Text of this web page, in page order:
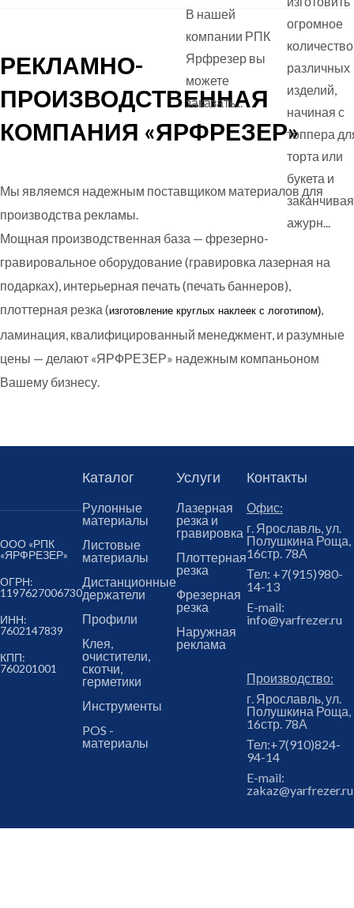
В нашей
компании РПК
Ярфрезер вы
можете
заказать...
огромное
количество
различных
изделий,
начиная с
топпера
торта или
букета и
заканчивая
ажурн...
РЕКЛАМНО-
ПРОИЗВОДСТВЕННАЯ
КОМПАНИЯ «ЯРФРЕЗЕР»
Мы являемся надежным поставщиком материалов для
производства рекламы.
Мощная производственная база — фрезерно-
гравировальное оборудование (гравировка лазерная на
подарках), интерьерная печать (печать баннеров),
плоттерная резка (изготовление круглых наклеек с логотипом),
ламинация, квалифицированный менеджмент, и разумные
цены — делают «ЯРФРЕЗЕР» надежным компаньоном
Вашему бизнесу.
ООО «РПК
«ЯРФРЕЗЕР»
ОГРН:
1197627006730
ИНН:
7602147839
КПП:
760201001
Каталог
Рулонные
материалы
Листовые
материалы
Дистанционные
держатели
Профили
Клея,
очистители,
скотчи,
герметики
Инструменты
POS -
материалы
Услуги
Лазерная
резка и
гравировка
Плоттерная
резка
Фрезерная
резка
Наружная
реклама
Контакты
Офис:
г. Ярославль, ул.
Полушкина Роща,
16стр. 78А
Тел: +7(915)980-
14-13
E-mail:
info@yarfrezer.ru
Производство:
г. Ярославль, ул.
Полушкина Роща,
16стр. 78А
Тел:+7(910)824-
94-14
E-mail:
zakaz@yarfrezer.ru